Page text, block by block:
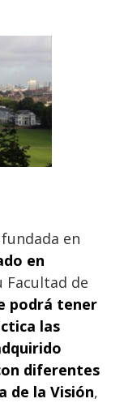
en
en
Facultad de
podrá tener
las
diferentes
de la Visión,